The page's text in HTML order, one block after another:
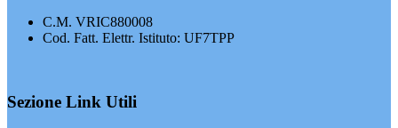
C.M. VRIC880008
Cod. Fatt. Elettr. Istituto: UF7TPP
Sezione Link Utili